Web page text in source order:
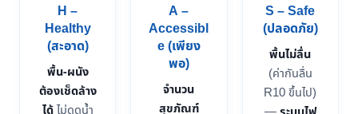
H –
Healthy
(สะอาด)
พื้น-ผนัง
ต้องเช็ดล้าง
ได้ไม่ดูดน้ำ
A –
Accessibl
e (เพียง
พอ)
จำนวน
สุขภัณฑ์
S – Safe
(ปลอดภัย)
พื้นไม่ลื่น
(ค่ากันลื่น
R10 ขึ้นไป)